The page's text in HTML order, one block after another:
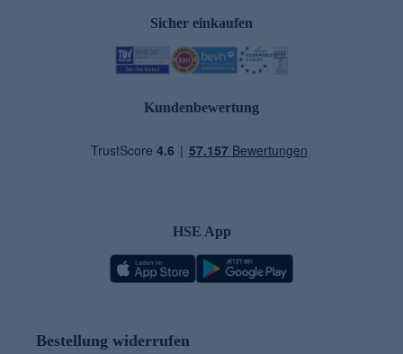
Sicher einkaufen
Kundenbewertung
HSE App
Bestellung widerrufen